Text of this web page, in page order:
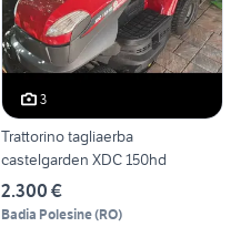
3
Trattorino tagliaerba
castelgarden XDC 150hd
2.300 €
Badia Polesine(RO)